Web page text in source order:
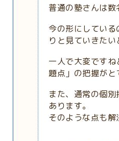
普通の塾さんは数
今の形にしてい
りと見ていきたい
一人で大変です
題点」の把握がと
また、通常の個
あります。
そのような点も解